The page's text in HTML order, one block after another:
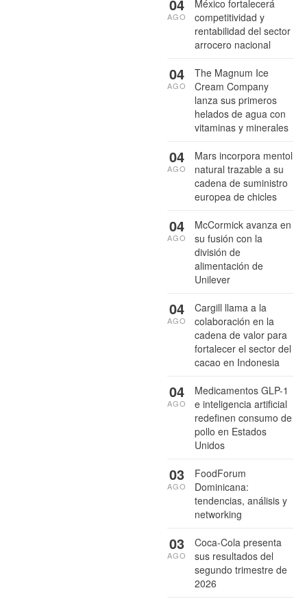
México fortalecerá
competitividad y
rentabilidad del sector
arrocero nacional
04
AGO
The Magnum Ice
Cream Company
lanza sus primeros
helados de agua con
vitaminas y minerales
04
AGO
Mars incorpora mentol
natural trazable a su
cadena de suministro
europea de chicles
04
AGO
McCormick avanza en
su fusión con la
división de
alimentación de
Unilever
04
AGO
Cargill llama a la
colaboración en la
cadena de valor para
fortalecer el sector del
cacao en Indonesia
04
AGO
Medicamentos GLP-1
e inteligencia artificial
redefinen consumo de
pollo en Estados
Unidos
04
AGO
FoodForum
Dominicana:
tendencias, análisis y
networking
03
AGO
Coca-Cola presenta
sus resultados del
segundo trimestre de
2026
03
AGO